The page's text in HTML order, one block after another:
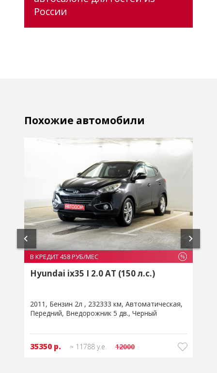
России
Похожие автомобили
В КРЕДИТ 458 РУБ/МЕС %
Hyundai ix35 I 2.0 AT (150 л.с.)
2011 Бензин 2л 232333 км Автоматическая
Передний Внедорожник 5 дв. Черный
35350 р. ≈ 11788 у.е. 12000